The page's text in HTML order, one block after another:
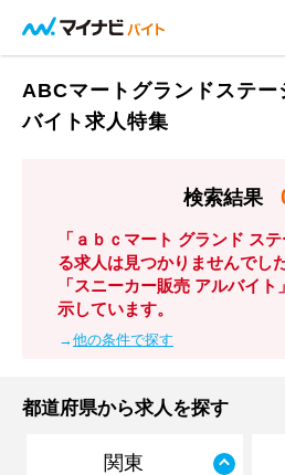
ABCマートグランドステー
バイト求人特集
検索結果
「ａｂｃマート グランド ス
る求人は見つかりませんでした
「スニーカー販売 アルバイ
示しています。
→他の条件で探す
都道府県から求人を探す
関東